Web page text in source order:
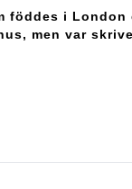
föddes i London
men var